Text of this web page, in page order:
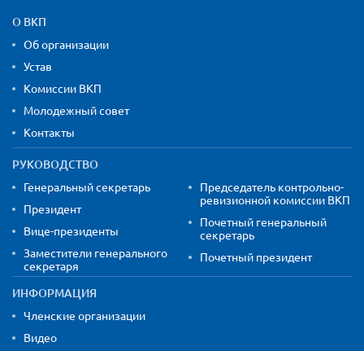
Карта сайта и контактная
О ВКП
Об организации
Устав
Комиссии ВКП
Молодежный совет
Контакты
РУКОВОДСТВО
Генеральный секретарь
Президент
Вице-президенты
Заместители генерального
секретаря
Председатель контрольно-
ревизионной комиссии ВКП
Почетный генеральный
секретарь
Почетный президент
ИНФОРМАЦИЯ
Членские организации
Видео